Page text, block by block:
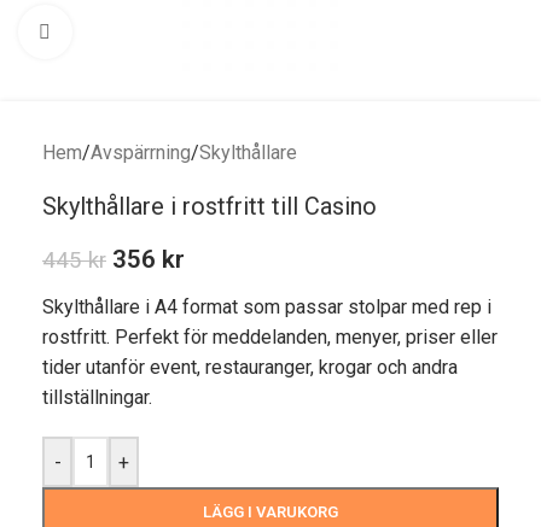
Hem/Avspärrning/Skylthållare
Skylthållare i rostfritt till Casino
445kr 356 kr
Skylthållare i A4 format som passar stolpar med rep i
rostfritt. Perfekt för meddelanden, menyer, priser eller
tider utanför event, restauranger, krogar och andra
tillställningar.
- +
LÄGG I VARUKORG